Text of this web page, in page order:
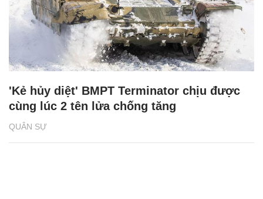
QUÂN SỰ
'Kẻ hủy diệt' BMPT Terminator chịu được
cùng lúc 2 tên lửa chống tăng